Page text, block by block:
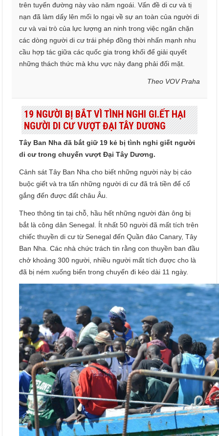
trên tuyến đường này vào năm ngoái. Vấn đề di cư và tị
nạn đã làm dấy lên mối lo ngại về sự an toàn của người di
cư và vai trò của lực lượng an ninh trong việc ngăn chặn
các dòng người di cư trái phép đồng thời nhấn mạnh nhu
cầu hợp tác giữa các quốc gia trong khối để giải quyết
những thách thức mà khu vực này đang phải đối mặt.
Theo VOV Praha
19 NGƯỜI BỊ BẮT VÌ TÌNH NGHI GI.ẾT HẠI
NGƯỜI DI CƯ VƯỢT ĐẠI TÂY DƯƠNG
Tây Ban Nha đã bắt giữ 19 kẻ bị tình nghi giết người
di cư trong chuyến vượt Đại Tây Dương.
Cảnh sát Tây Ban Nha cho biết những người này bị cáo
buộc giết và tra tấn những người di cư đã trả tiền để cố
gắng đến được đất châu Âu.
Theo thông tin tại chỗ, hầu hết những người đàn ông bị
bắt là công dân Senegal. Ít nhất 50 người đã mất tích trên
chiếc thuyền di cư từ Senegal đến Quần đảo Canary, Tây
Ban Nha. Các nhà chức trách tin rằng con thuyền ban đầu
chở khoảng 300 người, nhiều người mất tích được cho là
đã bị ném xuống biển trong chuyến đi kéo dài 11 ngày.